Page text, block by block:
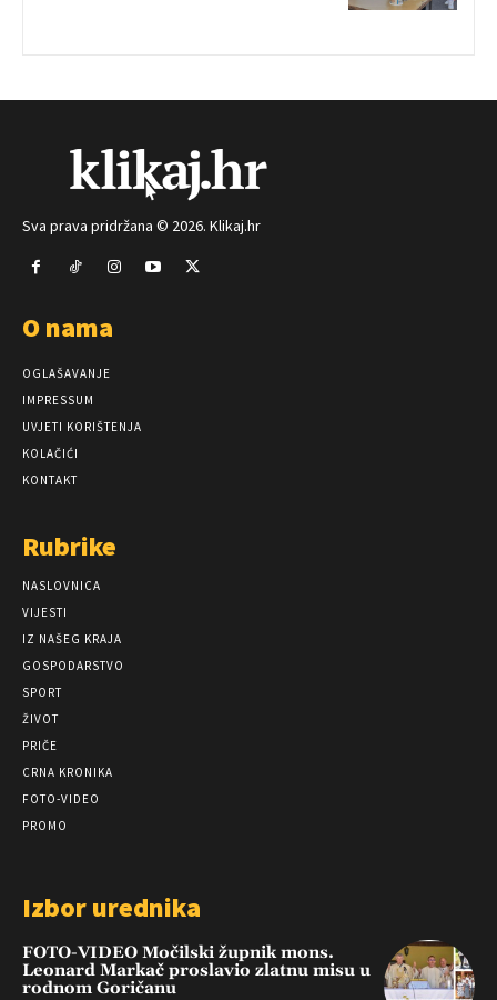
Sva prava pridržana © 2026. Klikaj.hr
O nama
OGLAŠAVANJE
IMPRESSUM
UVJETI KORIŠTENJA
KOLAČIĆI
KONTAKT
Rubrike
NASLOVNICA
VIJESTI
IZ NAŠEG KRAJA
GOSPODARSTVO
SPORT
ŽIVOT
PRIČE
CRNA KRONIKA
FOTO-VIDEO
PROMO
Izbor urednika
FOTO-VIDEO Močilski župnik mons.
Leonard Markač proslavio zlatnu misu u
rodnom Goričanu